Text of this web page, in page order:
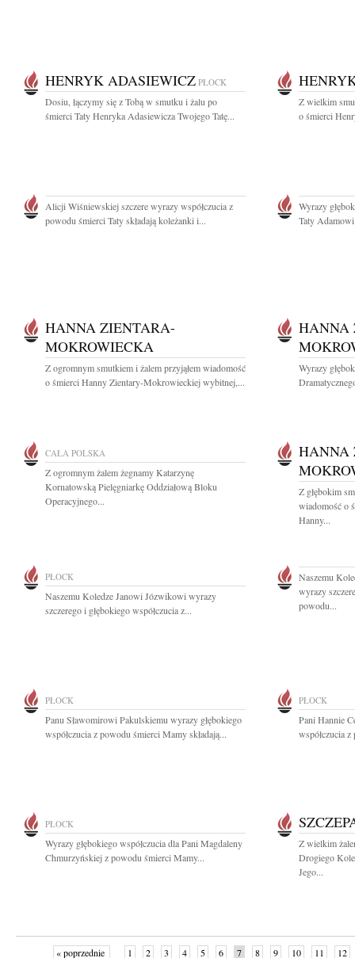
HENRYK ADASIEWICZ PŁOCK
Dosiu, łączymy się z Tobą w smutku i żalu po
śmierci Taty Henryka Adasiewicza Twojego Tatę...
Z wielkim
o śmierci
Alicji Wiśniewskiej szczere wyrazy współczucia z
powodu śmierci Taty składają koleżanki i...
Wyrazy
Taty
HANNA ZIENTARA-
MOKROWIECKA
Z ogromnym smutkiem i żalem przyjąłem wiadomość
o śmierci Hanny Zientary-Mokrowieckiej wybitnej,...
HANNA
Wyrazy
CAŁA POLSKA
Z ogromnym żalem żegnamy Katarzynę
Kornatowską Pielęgniarkę Oddziałową Bloku
Operacyjnego...
HANNA
Z głębokim
wiadomość o
Hanny...
PŁOCK
Naszemu Koledze Janowi Józwikowi wyrazy
szczerego i głębokiego współczucia z...
Naszemu
wyrazy
powodu...
PŁOCK
Panu Sławomirowi Pakulskiemu wyrazy głębokiego
współczucia z powodu śmierci Mamy składają...
PŁOCK
Pani Hannie
współczucia
PŁOCK
Wyrazy głębokiego współczucia dla Pani Magdaleny
Chmurzyńskiej z powodu śmierci Mamy...
Z wielkim
Drogiego
Jego...
« poprzednie 1 2 3 4 5 6 7 8 9 10 11 12